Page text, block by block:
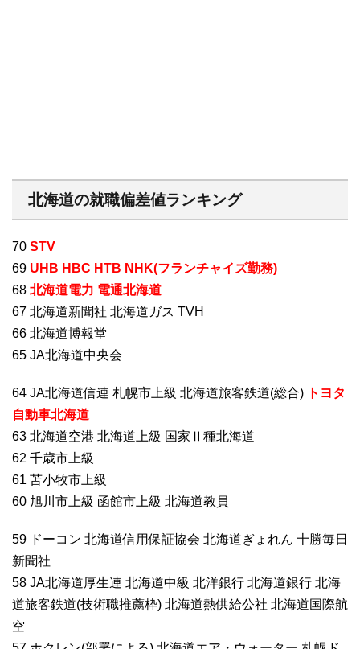
北海道の就職偏差値ランキング
70 STV
69 UHB HBC HTB NHK(フランチャイズ勤務)
68 北海道電力 電通北海道
67 北海道新聞社 北海道ガス TVH
66 北海道博報堂
65 JA北海道中央会
64 JA北海道信連 札幌市上級 北海道旅客鉄道(総合)
トヨタ
自動車北海道
63 北海道空港 北海道上級 国家Ⅱ種北海道
62 千歳市上級
61 苫小牧市上級
60 旭川市上級 函館市上級 北海道教員
59 ドーコン 北海道信用保証協会 北海道ぎょれん 十勝毎日
新聞社
58 JA北海道厚生連 北海道中級 北洋銀行 北海道銀行 北海
道旅客鉄道(技術職推薦枠) 北海道熱供給公社 北海道国際航
空